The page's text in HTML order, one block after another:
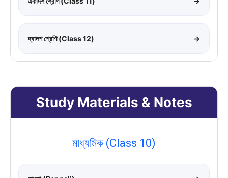
দ্বাদশ শ্রেণি (Class 12) →
Study Materials & Notes
মাধ্যমিক (Class 10)